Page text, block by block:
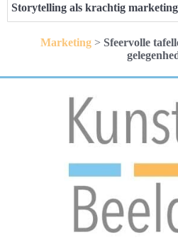
Storytelling als krachtig
Marketing > Sfeervolle